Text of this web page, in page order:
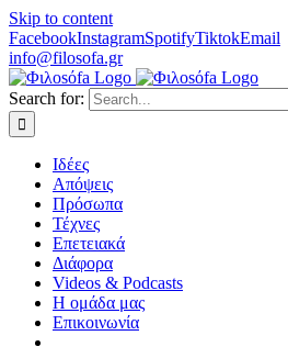
Skip to content
FacebookInstagramSpotifyTiktokEmail
info@filosofa.gr
Search for:
Ιδέες
Απόψεις
Πρόσωπα
Τέχνες
Επετειακά
Διάφορα
Videos & Podcasts
Η ομάδα μας
Επικοινωνία